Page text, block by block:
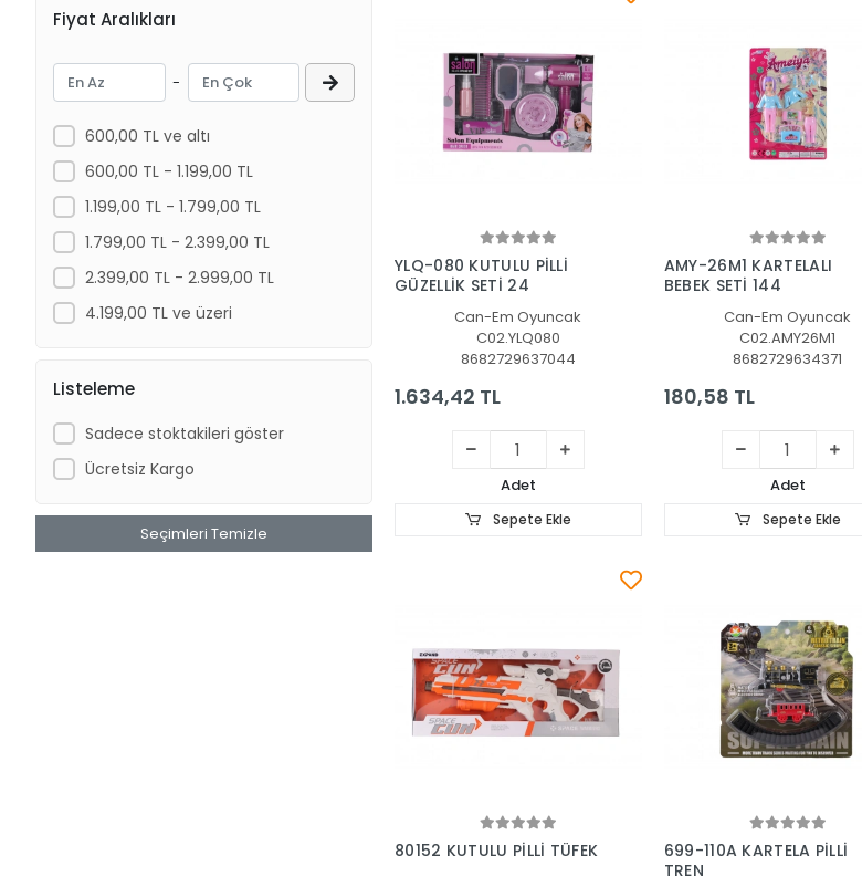
BİRLİK TOYS
BRİO
CA GAMES
CAN OYUNCAK
Can-Em Oyuncak
Çekirdek Zeka
Chiva
CLEMENTONI
Dıy Toy
Efe Toys
Gamze Bebek
Gepettoys
Fiyat Aralıkları
-
600,00 TL ve altı
600,00 TL - 1.199,00 TL
1.199,00 TL - 1.799,00 TL
1.799,00 TL - 2.399,00 TL
2.399,00 TL - 2.999,00 TL
4.199,00 TL ve üzeri
Listeleme
Sadece stoktakileri göster
Ücretsiz Kargo
Seçimleri Temizle
Sepete Ekle
YLQ-080 KUTULU PİLLİ
GÜZELLİK SETİ 24
Can-Em Oyuncak
C02.YLQ080
8682729637044
1.634,42 TL
Adet
Sepete Ekle
Sepete Ekle
AMY-26M1 KARTELALI
BEBEK SETİ 144
Can-Em Oyuncak
C02.AMY26M1
8682729634371
180,58 TL
Adet
Sepete Ekle
Sepete Ekle
80152 KUTULU PİLLİ TÜFEK
Sepete Ekle
699-110A KARTELA PİLLİ
TREN